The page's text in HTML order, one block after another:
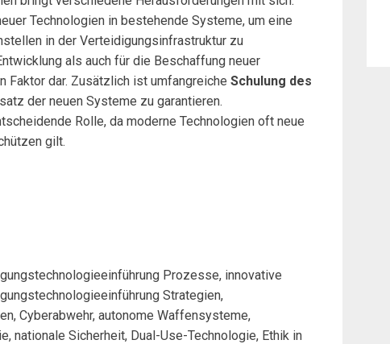
Technologien in bestehende Systeme, um eine
in der Verteidigungsinfrastruktur zu
als auch für die Beschaffung neuer
Faktor dar. Zusätzlich ist umfangreiche Schulung des
der neuen Systeme zu garantieren.
Rolle, da moderne Technologien oft neue
gilt.
Prozesse, innovative
Strategien,
Cyberabwehr, autonome Waffensysteme,
nationale Sicherheit, Dual-Use-Technologie, Ethik in